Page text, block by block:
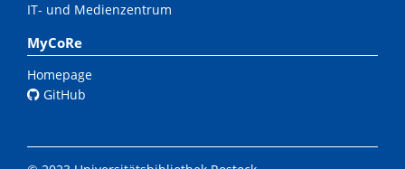
IT- und Medienzentrum
MyCoRe
Homepage
GitHub